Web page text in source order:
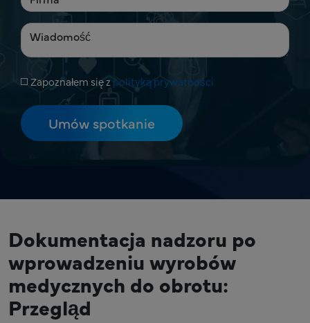
Zapoznałem się z polityką prywatności
Dokumentacja nadzoru po
wprowadzeniu wyrobów
medycznych do obrotu:
Przegląd